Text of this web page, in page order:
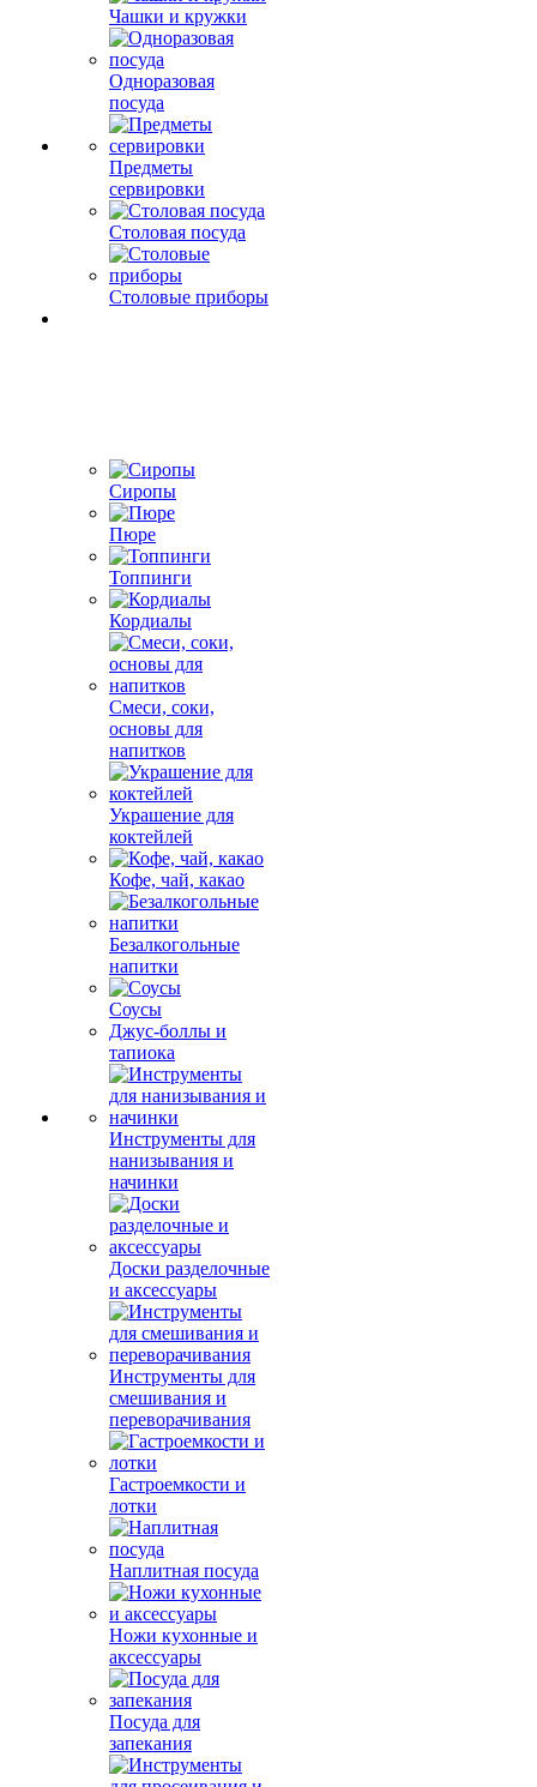
Чашки и кружки
Одноразовая
посуда
Предметы
сервировки
Столовая посуда
Столовые приборы
Сиропы
Пюре
Топпинги
Кордиалы
Смеси, соки,
основы для
напитков
Украшение для
коктейлей
Кофе, чай, какао
Безалкогольные
напитки
Соусы
Джус-боллы и
тапиока
Инструменты для
нанизывания и
начинки
Доски разделочные
и аксессуары
Инструменты для
смешивания и
переворачивания
Гастроемкости и
лотки
Наплитная посуда
Ножи кухонные и
аксессуары
Посуда для
запекания